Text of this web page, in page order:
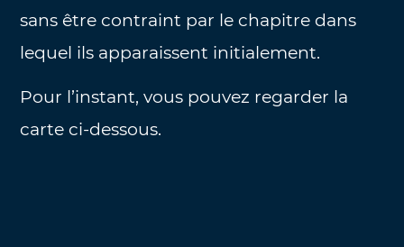
sans être contraint par le chapitre dans
lequel ils apparaissent initialement.
Pour l’instant, vous pouvez regarder la
carte ci-dessous.